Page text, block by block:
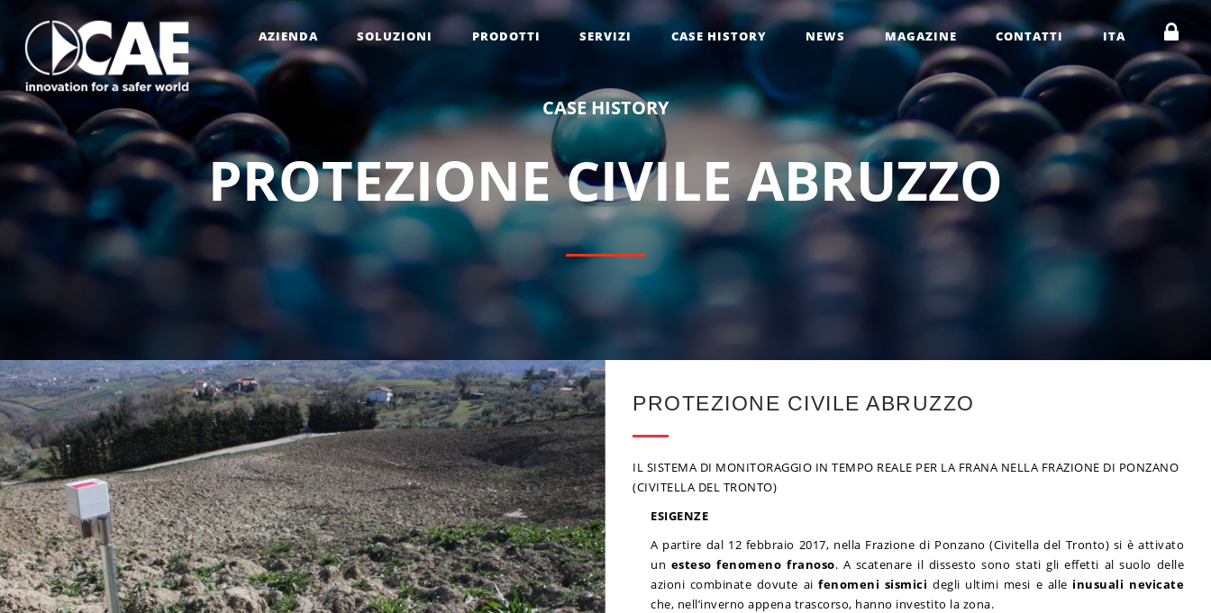
AZIENDA SOLUZIONI PRODOTTI SERVIZI CASE HISTORY NEWS MAGAZINE CONTATTI ITA
PROTEZIONECIVILEABRUZZO
CASEHISTORY
PROTEZIONE CIVILE ABRUZZO
IL SISTEMA DI MONITORAGGIO IN TEMPO REALE PER LA FRANA NELLA FRAZIONE DI PONZANO
(CIVITELLA DEL TRONTO)
ESIGENZE
A partire dal 12 febbraio 2017, nella Frazione di Ponzano (Civitella del Tronto) si è attivato
un esteso fenomeno franoso. A scatenare il dissesto sono stati gli effetti al suolo delle
azioni combinate dovute aifenomeni sismici degli ultimi mesi e alle inusuali nevicate
che, nell’inverno appena trascorso, hanno investito la zona.